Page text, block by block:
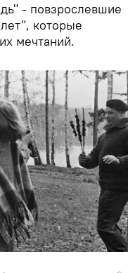
- повзрослевшие
которые
мечтаний.